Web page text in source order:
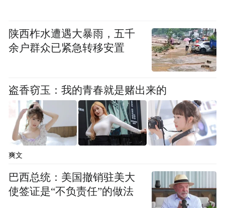
次成功实践。通过联合宝安区科技馆，将原
本在展览馆里的教具搬到户外，打破了传统
一体的亲子共学场景。
陕西柞水遭遇大暴雨，五千
余户群众已紧急转移安置
盗香窃玉：我的青春就是赌出来的
爽文
巴西总统：美国撤销驻美大
使签证是“不负责任”的做法